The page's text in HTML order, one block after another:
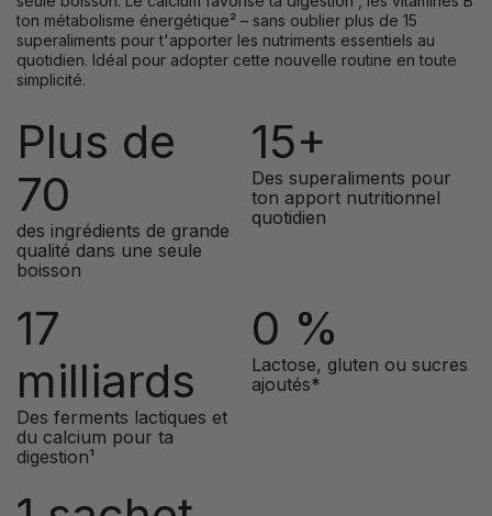
ton métabolisme énergétique² – sans oublier plus de 15
superaliments pour t'apporter les nutriments essentiels au
quotidien. Idéal pour adopter cette nouvelle routine en toute
simplicité.
Plus de
70
des ingrédients de grande
qualité dans une seule
boisson
15+
Des superaliments pour
ton apport nutritionnel
quotidien
17
milliards
Des ferments lactiques et
du calcium pour ta
digestion¹
0 %
Lactose, gluten ou sucres
ajoutés*